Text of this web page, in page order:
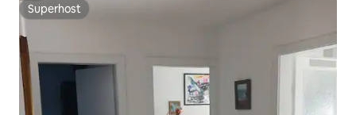
Superhost
Superhost